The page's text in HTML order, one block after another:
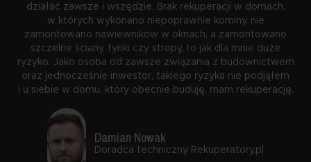
działać zawsze i wszędzie. Brak rekuperacji w domach,
w których wykonano niepoprawnie kominy, nie
zamontowano nawiewników w oknach, a zamontowano
szczelne ściany, tynki czy stropy, to jak dla mnie duże
ryzyko. Jako osoba od zawsze związania z budownictwem
oraz jednocześnie inwestor, takiego ryzyka nie podjąłem
i u siebie w domu, który obecnie buduję, mam rekuperację.
Damian Nowak
Doradca techniczny Rekuperatory.pl